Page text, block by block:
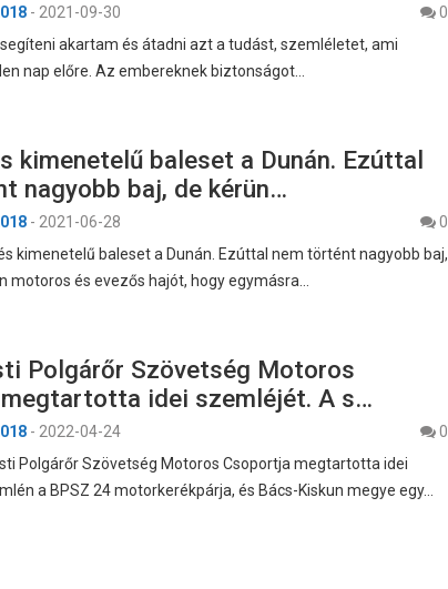
- 2021-09-30
0
segíteni akartam és átadni azt a tudást, szemléletet, ami
nap előre. Az embereknek biztonságot…
kimenetelű baleset a Dunán. Ezúttal
nagyobb baj, de kérün…
- 2021-06-28
0
kimenetelű baleset a Dunán. Ezúttal nem történt nagyobb baj,
motoros és evezős hajót, hogy egymásra…
Polgárőr Szövetség Motoros
idei szemléjét. A s…
- 2022-04-24
0
Polgárőr Szövetség Motoros Csoportja megtartotta idei
a BPSZ 24 motorkerékpárja, és Bács-Kiskun megye egy…